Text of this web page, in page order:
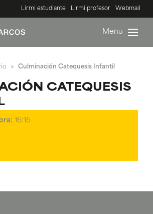
Lirmi estudiante Lirmi profesor Webmail
Menu
» Culminación Catequesis Infantil
CATEQUESIS
16:15